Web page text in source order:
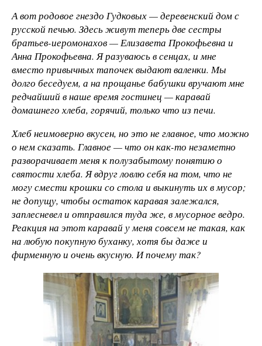
А вот родовое гнездо Гудковых — деревенский дом с
русской печью. Здесь живут теперь две сестры
братьев-иеромонахов — Елизавета Прокофьевна и
Анна Прокофьевна. Я разуваюсь в сенцах, и мне
вместо привычных тапочек выдают валенки. Мы
долго беседуем, а на прощанье бабушки вручают мне
редчайший в наше время гостинец — каравай
домашнего хлеба, горячий, только что из печи.
Хлеб неимоверно вкусен, но это не главное, что можно
о нем сказать. Главное — что он как-то незаметно
разворачивает меня к полузабытому понятию о
святости хлеба. Я вдруг ловлю себя на том, что не
могу смести крошки со стола и выкинуть их в мусор;
не допущу, чтобы остаток каравая залежался,
заплесневел и отправился туда же, в мусорное ведро.
Реакция на этот каравай у меня совсем не такая, как
на любую покупную буханку, хотя бы даже и
фирменную и очень вкусную. И почему так?